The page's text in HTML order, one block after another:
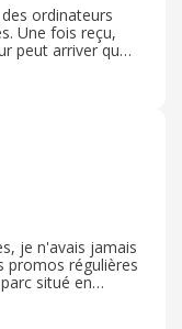
ordinateurs
Une fois reçu,
peut arriver que
appelé Dell pour
sachant que
Ce processus
de 3
une
de votre
( DELL) et ne
commande. Je
Merci Dell!
je n'avais jamais
promos régulières
situé en
et permettant
et / ou enfants.